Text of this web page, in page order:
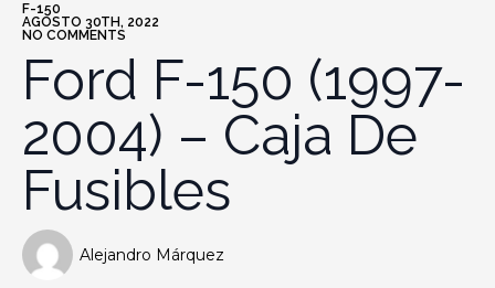
F-150
AGOSTO 30TH, 2022
NO COMMENTS
Ford F-150 (1997-
2004) – Caja De
Fusibles
Alejandro Márquez